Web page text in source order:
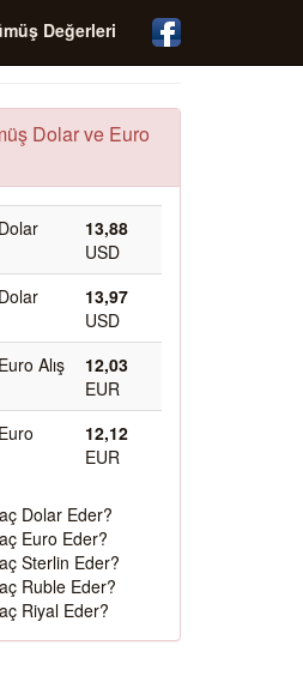
Değerleri
Dolar ve Euro
13,88
USD
13,97
USD
Alış
12,03
EUR
12,12
EUR
Dolar Eder?
Euro Eder?
Sterlin Eder?
Ruble Eder?
Riyal Eder?